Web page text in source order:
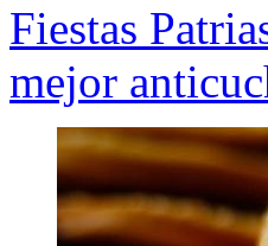
Fiestas
mejor